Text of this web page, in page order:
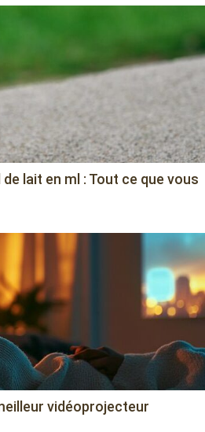
lait en ml : Tout ce que vous
vidéoprojecteur